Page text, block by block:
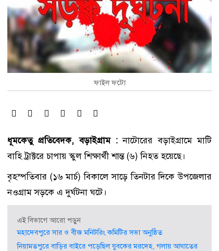
ফাইল ফটো
ধূমকেতু প্রতিবেদক, বড়াইগ্রাম :নাটোরের বড়াইগ্রামে মাটি
বাহি ট্রাক্টরে চাপায় স্কুল শিক্ষার্থী শান্ত (৬) নিহত হয়েছে।
বৃহস্পতিবার (১৬ মার্চ) বিকালে সাড়ে তিনটার দিকে উপজেলার
নওগ্রাম সড়কে এ দুর্ঘটনা ঘটে।
এই বিভাগে আরো পড়ুন
মহাদেবপুরে সার ও বীজ মনিটরিং কমিটির সভা অনুষ্ঠিত
নিয়ামতপুরে বাড়ির বাইরে পড়েছিল যুবকের মরদেহ, গলায় আঘাতের